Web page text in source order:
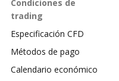
Condiciones de
trading
Especificación CFD
Métodos de pago
Calendario económico